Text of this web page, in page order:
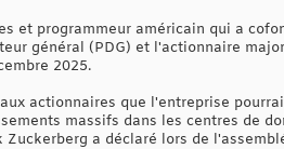
et programmeur américain qui a
général (PDG) et l'actionnaire
2025.
actionnaires que l'entreprise
massifs dans les centres de
Zuckerberg a déclaré lors de